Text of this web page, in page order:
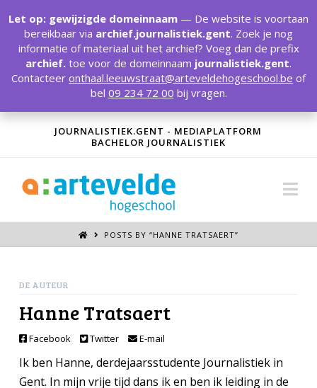
JOURNALISTIEK.GENT - MEDIAPLATFORM
BACHELOR JOURNALISTIEK
POSTS BY “HANNE TRATSAERT”
DE AUTEUR
Hanne Tratsaert
Facebook Twitter E-mail
Ik ben Hanne, derdejaarsstudente Journalistiek in
Gent. In mijn vrije tijd dans ik en ben ik leiding in de
Let op: gewijzigde domeinnaam — De website is voortaan
bereikbaar via archief.journalistiek.gent. Zoek je nog
informatie of materiaal uit het archief? Voeg dan de prefix
archief. toe voor de domeinnaam journalistiek.gent.
Contacteer onthaal.leeuwstraat@arteveldehogeschool.be of
bel 09 234 72 00 bij vragen.